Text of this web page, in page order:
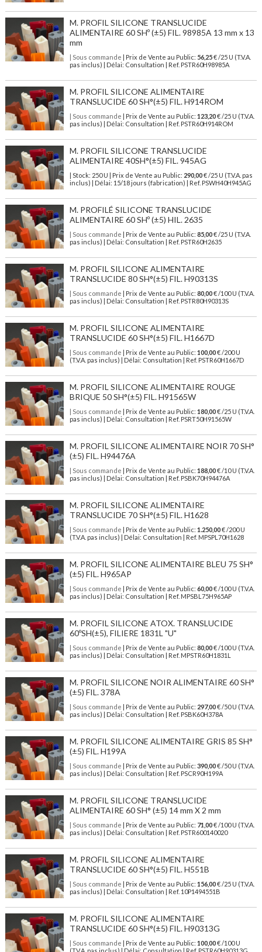
M. PROFIL SILICONE TRANSLUCIDE
ALIMENTAIRE 60 SHº (±5) FIL. 98985A 13 mm x 13
mm
| Sous commande | Prix de Vente au Public: 56,25€ /25 U (T.V.A.
pas inclus) | Délai: Consultation | Ref. PSTR60H98985A
M. PROFIL SILICONE ALIMENTAIRE
TRANSLUCIDE 60 SH°(±5) FIL. H914ROM
| Sous commande | Prix de Vente au Public: 123,20€ /25 U (T.V.A.
pas inclus) | Délai: Consultation | Ref. PSTR60H914ROM
M. PROFIL SILICONE TRANSLUCIDE
ALIMENTAIRE 40SH°(±5) FIL. 945AG
| Stock: 250 U | Prix de Vente au Public: 290,00€/25 U (T.V.A. pas
inclus)
| Délai: 15/18 jours (fabrication) | Ref. PSWH40H945AG
M. PROFILÉ SILICONE TRANSLUCIDE
ALIMENTAIRE 60 SHº (±5) HIL. 2635
| Sous commande | Prix de Vente au Public: 85,00€ /25 U (T.V.A.
pas inclus) | Délai: Consultation | Ref. PSTR60H2635
M. PROFIL SILICONE ALIMENTAIRE
TRANSLUCIDE 80 SH°(±5) FIL. H90313S
| Sous commande | Prix de Vente au Public: 80,00€ /100 U (T.V.A.
pas inclus) | Délai: Consultation | Ref. PSTR80H90313S
M. PROFIL SILICONE ALIMENTAIRE
TRANSLUCIDE 60 SH°(±5) FIL. H1667D
| Sous commande | Prix de Vente au Public: 100,00€ /200 U
(T.V.A. pas inclus) | Délai: Consultation | Ref. PSTR60H1667D
M. PROFIL SILICONE ALIMENTAIRE ROUGE
BRIQUE 50 SH°(±5) FIL. H91565W
| Sous commande | Prix de Vente au Public: 180,00€ /25 U (T.V.A.
pas inclus) | Délai: Consultation | Ref. PSRT50H91565W
M. PROFIL SILICONE ALIMENTAIRE NOIR 70 SH°
(±5) FIL. H94476A
| Sous commande | Prix de Vente au Public: 188,00€ /10 U (T.V.A.
pas inclus) | Délai: Consultation | Ref. PSBK70H94476A
M. PROFIL SILICONE ALIMENTAIRE
TRANSLUCIDE 70 SH°(±5) FIL. H1628
| Sous commande | Prix de Vente au Public: 1.250,00€ /200 U
(T.V.A. pas inclus) | Délai: Consultation | Ref. MPSPL70H1628
M. PROFIL SILICONE ALIMENTAIRE BLEU 75 SH°
(±5) FIL. H965AP
| Sous commande | Prix de Vente au Public: 60,00€ /100 U (T.V.A.
pas inclus) | Délai: Consultation | Ref. MPSBL75H965AP
M. PROFIL SILICONE ATOX. TRANSLUCIDE
60ºSH(±5), FILIERE 1831L "U"
| Sous commande | Prix de Vente au Public: 80,00€ /100 U (T.V.A.
pas inclus) | Délai: Consultation | Ref. MPSTR60H1831L
M. PROFIL SILICONE NOIR ALIMENTAIRE 60 SH°
(±5) FIL. 378A
| Sous commande | Prix de Vente au Public: 297,00€ /50 U (T.V.A.
pas inclus) | Délai: Consultation | Ref. PSBK60H378A
M. PROFIL SILICONE ALIMENTAIRE GRIS 85 SH°
(±5) FIL. H199A
| Sous commande | Prix de Vente au Public: 390,00€ /50 U (T.V.A.
pas inclus) | Délai: Consultation | Ref. PSCR90H199A
M. PROFIL SILICONE TRANSLUCIDE
ALIMENTAIRE 60 SH° (±5) 14 mm X 2 mm
| Sous commande | Prix de Vente au Public: 71,00€ /100 U (T.V.A.
pas inclus) | Délai: Consultation | Ref. PSTR600140020
M. PROFIL SILICONE ALIMENTAIRE
TRANSLUCIDE 60 SH°(±5) FIL. H551B
| Sous commande | Prix de Vente au Public: 156,00€ /25 U (T.V.A.
pas inclus) | Délai: Consultation | Ref. 10P1494551B
M. PROFIL SILICONE ALIMENTAIRE
TRANSLUCIDE 60 SH°(±5) FIL. H90313G
| Sous commande | Prix de Vente au Public: 100,00€ /100 U